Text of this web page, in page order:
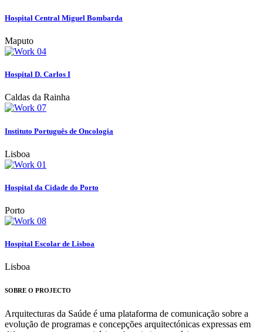
Hospital Central Miguel Bombarda
Maputo
Hospital D. Carlos I
Caldas da Rainha
Instituto Português de Oncologia
Lisboa
Hospital da Cidade do Porto
Porto
Hospital Escolar de Lisboa
Lisboa
SOBRE O PROJECTO
Arquitecturas da Saúde é uma plataforma de comunicação sobre a
evolução de programas e concepções arquitectónicas expressas em